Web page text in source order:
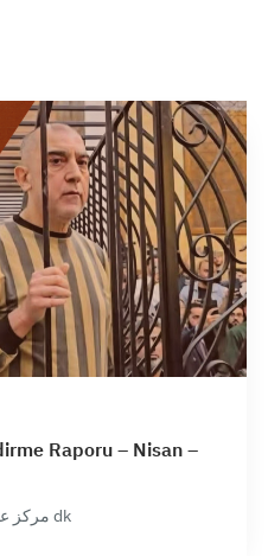
Raporu – Nisan –
مركز عمران للدراسات الاستراتيجية · 13 dk